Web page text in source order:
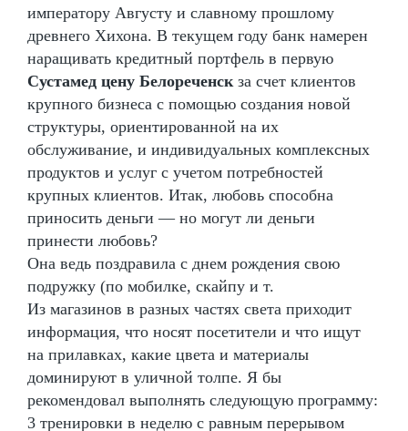
императору Августу и славному прошлому
древнего Хихона. В текущем году банк намерен
наращивать кредитный портфель в первую
Сустамед цену Белореченск за счет клиентов
крупного бизнеса с помощью создания новой
структуры, ориентированной на их
обслуживание, и индивидуальных комплексных
продуктов и услуг с учетом потребностей
крупных клиентов. Итак, любовь способна
приносить деньги — но могут ли деньги
принести любовь?
Она ведь поздравила с днем рождения свою
подружку (по мобилке, скайпу и т.
Из магазинов в разных частях света приходит
информация, что носят посетители и что ищут
на прилавках, какие цвета и материалы
доминируют в уличной толпе. Я бы
рекомендовал выполнять следующую программу:
3 тренировки в неделю с равным перерывом